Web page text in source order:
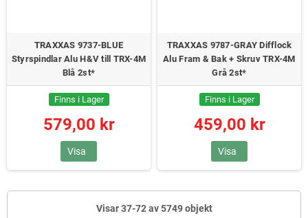
TRAXXAS 9737-BLUE
Styrspindlar Alu H&V till TRX-4M
Blå 2st*
Finns i Lager
579,00 kr
Visa
TRAXXAS 9787-GRAY Difflock
Alu Fram & Bak + Skruv TRX-4M
Grå 2st*
Finns i Lager
459,00 kr
Visa
Visar 37-72 av 5749 objekt